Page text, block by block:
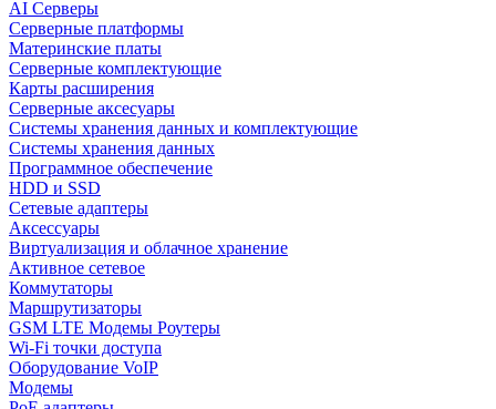
AI Серверы
Серверные платформы
Материнские платы
Серверные комплектующие
Карты расширения
Серверные аксесуары
Системы хранения данных и комплектующие
Системы хранения данных
Программное обеспечение
HDD и SSD
Сетевые адаптеры
Аксессуары
Виртуализация и облачное хранение
Активное сетевое
Коммутаторы
Маршрутизаторы
GSM LTE Модемы Роутеры
Wi-Fi точки доступа
Оборудование VoIP
Модемы